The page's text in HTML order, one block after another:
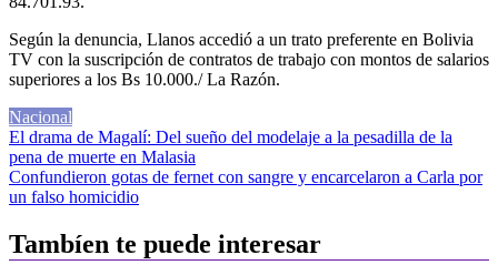
Según la denuncia, Llanos accedió a un trato preferente en Bolivia
TV con la suscripción de contratos de trabajo con montos de salarios
superiores a los Bs 10.000./ La Razón.
Nacional
Navegación
de
entradas
El drama de Magalí: Del sueño del modelaje a la pesadilla de la
pena de muerte en Malasia
Confundieron gotas de fernet con sangre y encarcelaron a Carla por
un falso homicidio
Tambíen te puede interesar